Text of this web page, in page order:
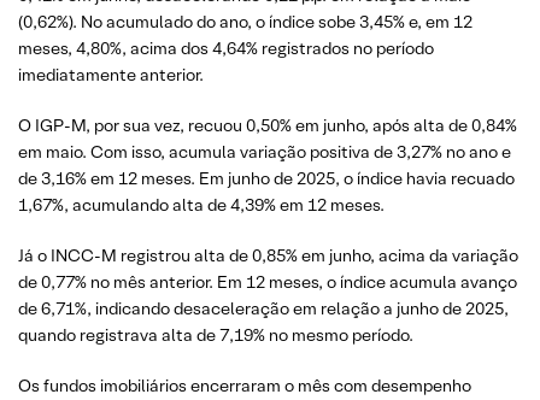
(0,62%). No acumulado do ano, o índice sobe 3,45% e, em 12
meses, 4,80%, acima dos 4,64% registrados no período
imediatamente anterior.
O IGP-M, por sua vez, recuou 0,50% em junho, após alta de 0,84%
em maio. Com isso, acumula variação positiva de 3,27% no ano e
de 3,16% em 12 meses. Em junho de 2025, o índice havia recuado
1,67%, acumulando alta de 4,39% em 12 meses.
Já o INCC-M registrou alta de 0,85% em junho, acima da variação
de 0,77% no mês anterior. Em 12 meses, o índice acumula avanço
de 6,71%, indicando desaceleração em relação a junho de 2025,
quando registrava alta de 7,19% no mesmo período.
Os fundos imobiliários encerraram o mês com desempenho